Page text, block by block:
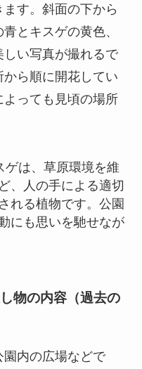
す。斜面の下から
とキスゲの黄色、
い写真が撮れるで
から順に開花してい
よっても見頃の場所
ゲは、草原環境を維
、人の手による適切
れる植物です。公園
にも思いを馳せなが
物の内容（過去の
園内の広場などで